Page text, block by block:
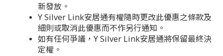
新發放。
Y Silver Link安居通有權隨時更改此優惠之條款及
細則或取消此優惠而不作另行通知。
如有任何爭議，Y Silver Link安居通將保留最終決
定權。